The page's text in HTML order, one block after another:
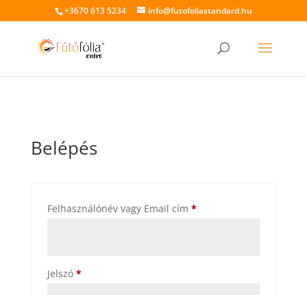
+3670 613 5234 info@futofoliastandard.hu
Belépés
Felhasználónév vagy Email cím *Kötelező
Jelszó *Kötelező